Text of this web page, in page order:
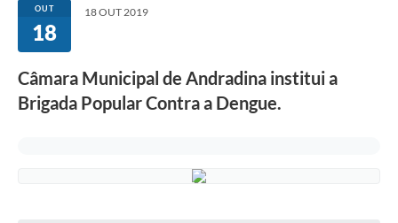
Editais
Notícias
OUT
18
18 OUT 2019
Câmara Municipal de Andradina institui a
Brigada Popular Contra a Dengue.